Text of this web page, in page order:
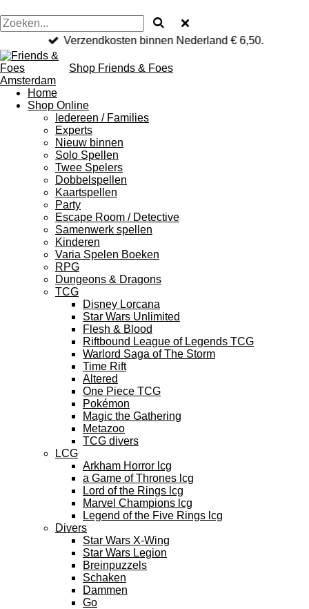
Verzendkosten binnen Nederland € 6,50.
Shop Friends & Foes
Home
Shop Online
Iedereen / Families
Experts
Nieuw binnen
Solo Spellen
Twee Spelers
Dobbelspellen
Kaartspellen
Party
Escape Room / Detective
Samenwerk spellen
Kinderen
Varia Spelen Boeken
RPG
Dungeons & Dragons
TCG
Disney Lorcana
Star Wars Unlimited
Flesh & Blood
Riftbound League of Legends TCG
Warlord Saga of The Storm
Time Rift
Altered
One Piece TCG
Pokémon
Magic the Gathering
Metazoo
TCG divers
LCG
Arkham Horror lcg
a Game of Thrones lcg
Lord of the Rings lcg
Marvel Champions lcg
Legend of the Five Rings lcg
Divers
Star Wars X-Wing
Star Wars Legion
Breinpuzzels
Schaken
Dammen
Go